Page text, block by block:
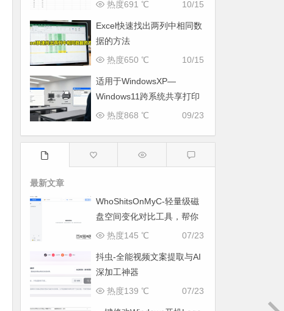
10/15
热度691 ℃
Excel快速找出两列中相同数
据的方法
10/15
热度650 ℃
适用于WindowsXP—
Windows11跨系统共享打印
机的方法
09/23
热度868 ℃
最新文章
WhoShitsOnMyC-轻量级磁
盘空间变化对比工具，帮你
找出“吃掉”空间的罪魁祸首
07/23
热度145 ℃
抖虫-全能视频文案提取与AI
深加工神器
07/23
热度139 ℃